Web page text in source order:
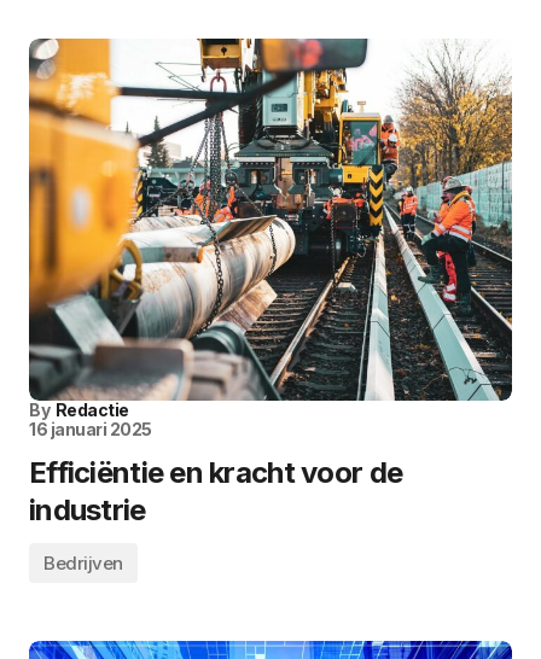
By Redactie
16 januari 2025
Efficiëntie en kracht voor de
industrie
Bedrijven